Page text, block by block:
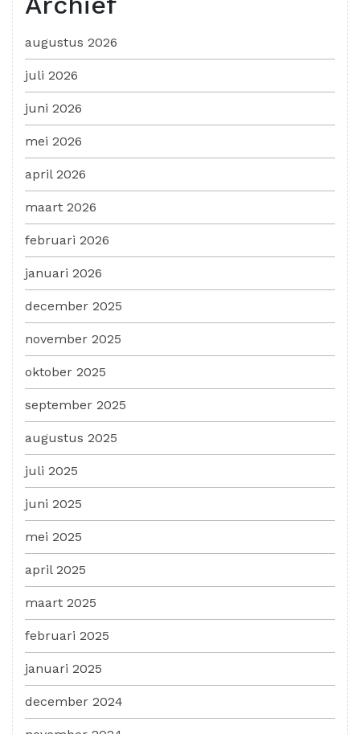
augustus 2026
juli 2026
juni 2026
mei 2026
april 2026
maart 2026
februari 2026
januari 2026
december 2025
november 2025
oktober 2025
september 2025
augustus 2025
juli 2025
juni 2025
mei 2025
april 2025
maart 2025
februari 2025
januari 2025
december 2024